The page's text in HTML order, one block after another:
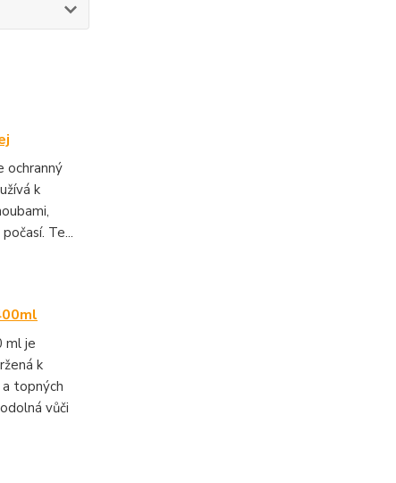
ochranný
k
Te...
ml je
k
topných
vůči